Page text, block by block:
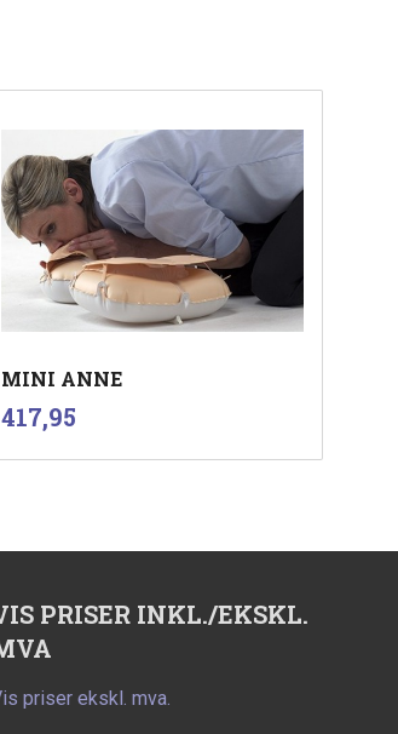
MINI ANNE
Pris
417,95inkl.
mva.
PRISER INKL./EKSKL.
priser ekskl. mva.